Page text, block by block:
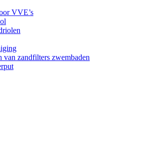
VVE’s
van zandfilters zwembaden